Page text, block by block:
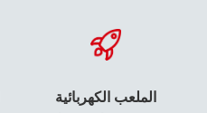
الملعب الكهربائية